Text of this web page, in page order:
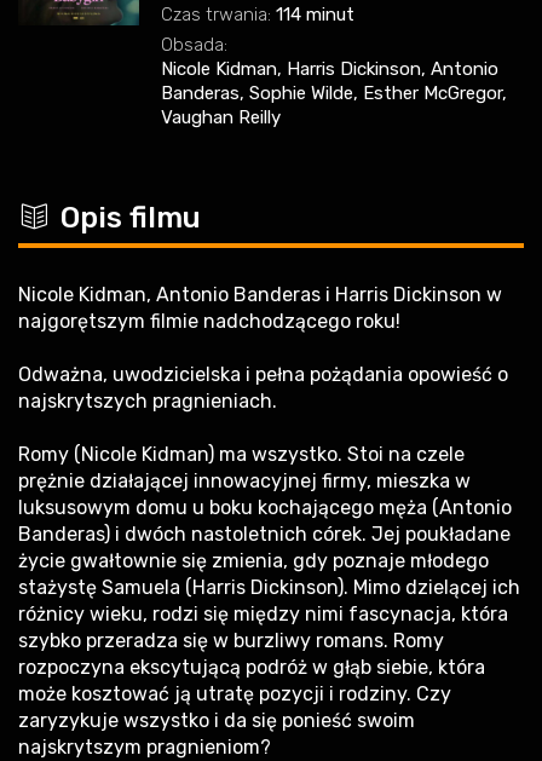
Czas trwania: 114 minut
Obsada:
Nicole Kidman, Harris Dickinson, Antonio
Banderas, Sophie Wilde, Esther McGregor,
Vaughan Reilly
c Opis filmu
Nicole Kidman, Antonio Banderas i Harris Dickinson w
najgorętszym filmie nadchodzącego roku!
Odważna, uwodzicielska i pełna pożądania opowieść o
najskrytszych pragnieniach.
Romy (Nicole Kidman) ma wszystko. Stoi na czele
prężnie działającej innowacyjnej firmy, mieszka w
luksusowym domu u boku kochającego męża (Antonio
Banderas) i dwóch nastoletnich córek. Jej poukładane
życie gwałtownie się zmienia, gdy poznaje młodego
stażystę Samuela (Harris Dickinson). Mimo dzielącej ich
różnicy wieku, rodzi się między nimi fascynacja, która
szybko przeradza się w burzliwy romans. Romy
rozpoczyna ekscytującą podróż w głąb siebie, która
może kosztować ją utratę pozycji i rodziny. Czy
zaryzykuje wszystko i da się ponieść swoim
najskrytszym pragnieniom?